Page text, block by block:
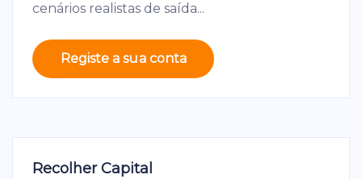
cenários realistas de saída...
Registe a sua conta
Recolher Capital